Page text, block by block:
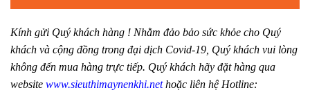
Kính gửi Quý khách hàng ! Nhằm đảo bảo sức khỏe cho Quý
khách và cộng đồng trong đại dịch Covid-19, Quý khách vui lòng
không đến mua hàng trực tiếp. Quý khách hãy đặt hàng qua
website www.sieuthimaynenkhi.nethoặc liên hệ Hotline: